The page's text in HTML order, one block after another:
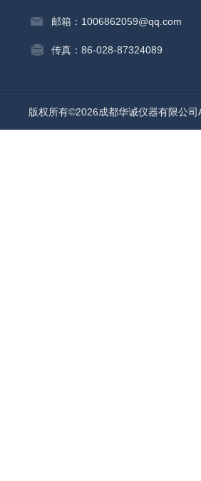
邮箱：1006862059@qq.com
传真：86-028-87324089
版权所有©2026成都华诚仪器有限公